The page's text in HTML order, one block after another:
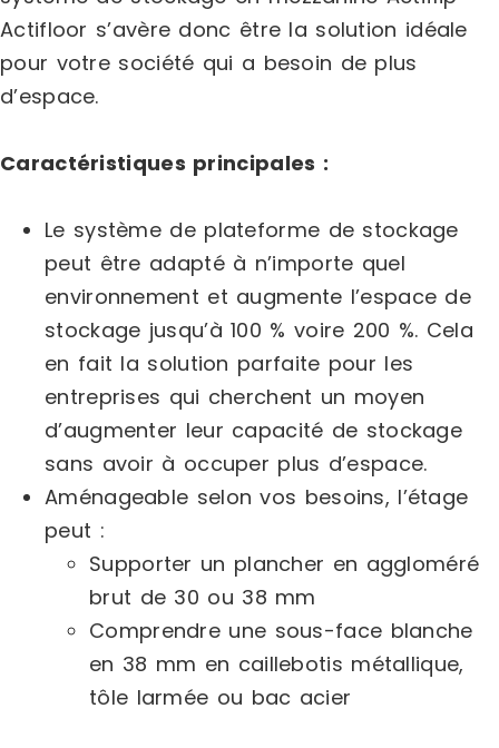
Actifloor s’avère donc être la solution idéale
pour votre société qui a besoin de plus
d’espace.
Caractéristiques principales :
Le système de plateforme de stockage
peut être adapté à n’importe quel
environnement et augmente l’espace de
stockage jusqu’à 100 % voire 200 %. Cela
en fait la solution parfaite pour les
entreprises qui cherchent un moyen
d’augmenter leur capacité de stockage
sans avoir à occuper plus d’espace.
Aménageable selon vos besoins, l’étage
peut :
Supporter un plancher en aggloméré
brut de 30 ou 38 mm
Comprendre une sous-face blanche
en 38 mm en caillebotis métallique,
tôle larmée ou bac acier